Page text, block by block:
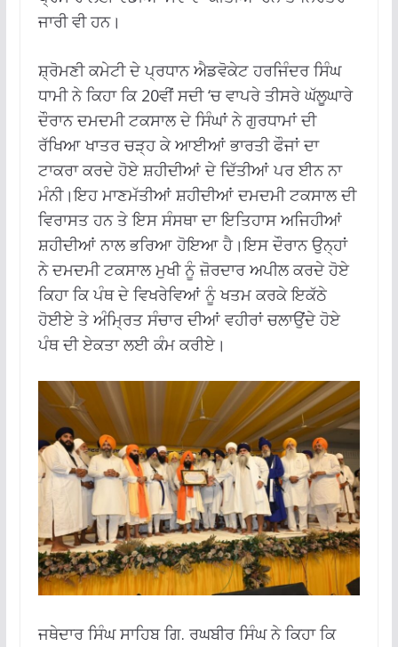
ਜਾਰੀ ਵੀ ਹਨ।
ਸ਼੍ਰੋਮਣੀ ਕਮੇਟੀ ਦੇ ਪ੍ਰਧਾਨ ਐਡਵੋਕੇਟ ਹਰਜਿੰਦਰ ਸਿੰਘ
ਧਾਮੀ ਨੇ ਕਿਹਾ ਕਿ 20ਵੀਂ ਸਦੀ ‘ਚ ਵਾਪਰੇ ਤੀਸਰੇ ਘੱਲੂਘਾਰੇ
ਦੌਰਾਨ ਦਮਦਮੀ ਟਕਸਾਲ ਦੇ ਸਿੰਘਾਂ ਨੇ ਗੁਰਧਾਮਾਂ ਦੀ
ਰੱਖਿਆ ਖਾਤਰ ਚੜ੍ਹ ਕੇ ਆਈਆਂ ਭਾਰਤੀ ਫੌਜਾਂ ਦਾ
ਟਾਕਰਾ ਕਰਦੇ ਹੋਏ ਸ਼ਹੀਦੀਆਂ ਦੇ ਦਿੱਤੀਆਂ ਪਰ ਈਨ ਨਾ
ਮੰਨੀ।ਇਹ ਮਾਣਮੱਤੀਆਂ ਸ਼ਹੀਦੀਆਂ ਦਮਦਮੀ ਟਕਸਾਲ ਦੀ
ਵਿਰਾਸਤ ਹਨ ਤੇ ਇਸ ਸੰਸਥਾ ਦਾ ਇਤਿਹਾਸ ਅਜਿਹੀਆਂ
ਸ਼ਹੀਦੀਆਂ ਨਾਲ ਭਰਿਆ ਹੋਇਆ ਹੈ।ਇਸ ਦੌਰਾਨ ਉਨ੍ਹਾਂ
ਨੇ ਦਮਦਮੀ ਟਕਸਾਲ ਮੁਖੀ ਨੂੰ ਜ਼ੋਰਦਾਰ ਅਪੀਲ ਕਰਦੇ ਹੋਏ
ਕਿਹਾ ਕਿ ਪੰਥ ਦੇ ਵਿਖਰੇਵਿਆਂ ਨੂੰ ਖਤਮ ਕਰਕੇ ਇਕੱਠੇ
ਹੋਈਏ ਤੇ ਅੰਮ੍ਰਿਤ ਸੰਚਾਰ ਦੀਆਂ ਵਹੀਰਾਂ ਚਲਾਉਂਦੇ ਹੋਏ
ਪੰਥ ਦੀ ਏਕਤਾ ਲਈ ਕੰਮ ਕਰੀਏ।
ਜਥੇਦਾਰ ਸਿੰਘ ਸਾਹਿਬ ਗਿ. ਰਘਬੀਰ ਸਿੰਘ ਨੇ ਕਿਹਾ ਕਿ